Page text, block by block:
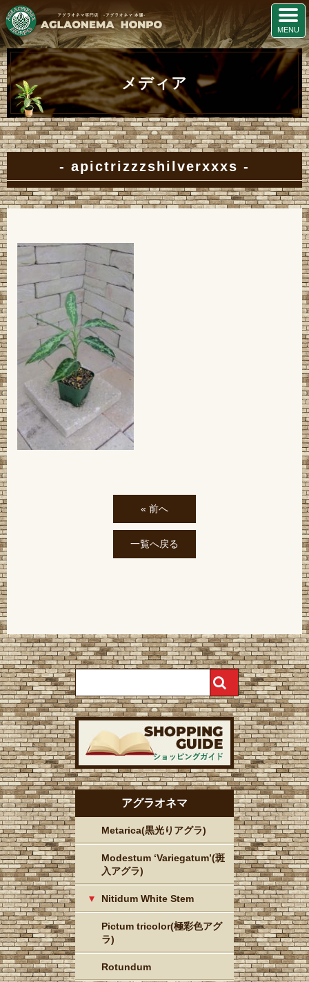
メディア
apictrizzzshilverxxxs
« 前へ
一覧へ戻る
アグラオネマ
Metarica(黒光りアグラ)
Modestum ‘Variegatum’(斑
入アグラ)
Nitidum White Stem
Pictum tricolor(極彩色アグ
ラ)
Rotundum